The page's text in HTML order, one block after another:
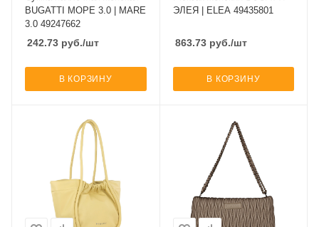
BUGATTI МОРЕ 3.0 | MARE
3.0 49247662
242.73 руб./шт
В КОРЗИНУ
ЭЛЕЯ | ELEA 49435801
863.73руб./шт
В КОРЗИНУ